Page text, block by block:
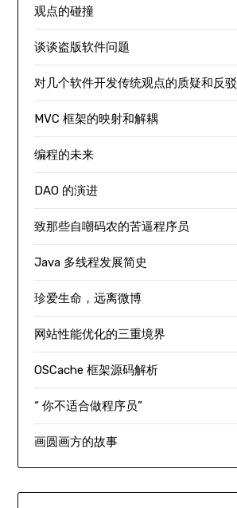
观点的碰撞
谈谈盗版软件问题
对几个软件开发传统观点的质疑和反驳
MVC 框架的映射和解耦
编程的未来
DAO 的演进
致那些自嘲码农的苦逼程序员
Java 多线程发展简史
珍爱生命，远离微博
网站性能优化的三重境界
OSCache 框架源码解析
“ 你不适合做程序员”
画圆画方的故事